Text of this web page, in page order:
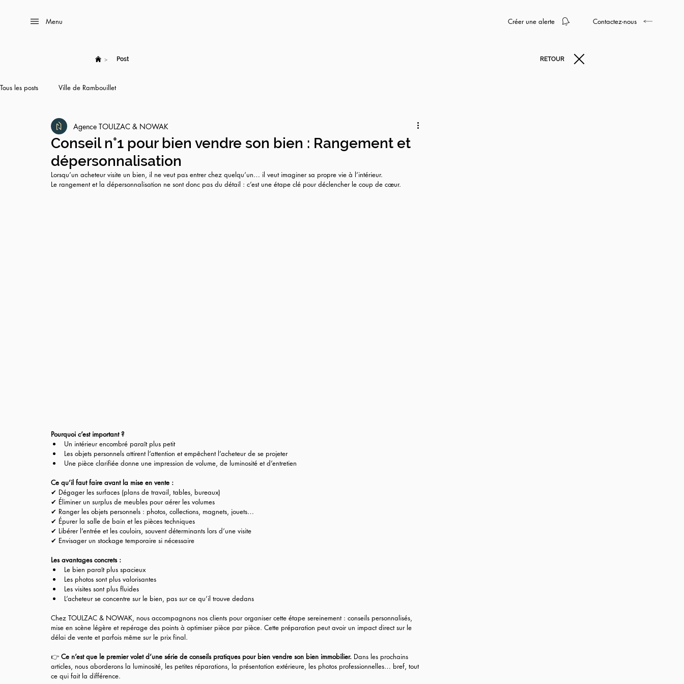
Menu Créer une alerte Contactez-nous
> Post RETOUR
Tous les posts Ville de Rambouillet
Conseil n°1 pour bien vendre son bien : Rangement et
dépersonnalisation
Agence TOULZAC & NOWAK
Lorsqu’un acheteur visite un bien, il ne veut pas entrer chez quelqu’un… il veut imaginer sa propre vie à l’intérieur.
Le rangement et la dépersonnalisation ne sont donc pas du détail : c’est une étape clé pour déclencher le coup de cœur.
Pourquoi c’est important ?
Un intérieur encombré paraît plus petit
Les objets personnels attirent l’attention et empêchent l’acheteur de se projeter
Une pièce clarifiée donne une impression de volume, de luminosité et d’entretien
Ce qu’il faut faire avant la mise en vente :
✔ Dégager les surfaces (plans de travail, tables, bureaux)
✔ Éliminer un surplus de meubles pour aérer les volumes
✔ Ranger les objets personnels : photos, collections, magnets, jouets…
✔ Épurer la salle de bain et les pièces techniques
✔ Libérer l’entrée et les couloirs, souvent déterminants lors d’une visite
✔ Envisager un stockage temporaire si nécessaire
Les avantages concrets :
Le bien paraît plus spacieux
Les photos sont plus valorisantes
Les visites sont plus fluides
L’acheteur se concentre sur le bien, pas sur ce qu’il trouve dedans
Chez TOULZAC & NOWAK, nous accompagnons nos clients pour organiser cette étape sereinement : conseils personnalisés,
mise en scène légère et repérage des points à optimiser pièce par pièce. Cette préparation peut avoir un impact direct sur le
délai de vente et parfois même sur le prix final.
👉 Ce n’est que le premier volet d’une série de conseils pratiques pour bien vendre son bien immobilier. Dans les prochains
articles, nous aborderons la luminosité, les petites réparations, la présentation extérieure, les photos professionnelles… bref, tout
ce qui fait la différence.